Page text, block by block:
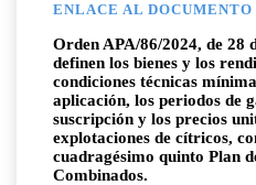
ENLACE AL
Orden APA/86/2024, de 28
definen los bienes y los
condiciones técnicas
aplicación, los periodos de
suscripción y los precios
explotaciones de cítricos,
cuadragésimo quinto Plan
Combinados.